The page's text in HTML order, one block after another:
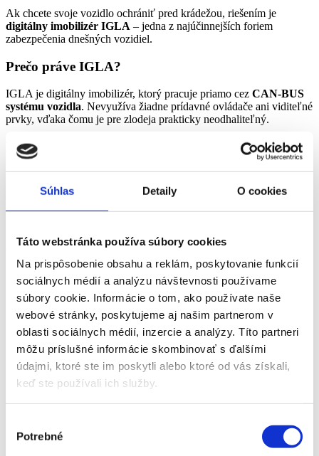
Súhlas Detaily O cookies
Táto webstránka používa súbory cookies
Na prispôsobenie obsahu a reklám, poskytovanie funkcií
sociálnych médií a analýzu návštevnosti používame
súbory cookie. Informácie o tom, ako používate naše
webové stránky, poskytujeme aj našim partnerom v
oblasti sociálnych médií, inzercie a analýzy. Títo partneri
môžu príslušné informácie skombinovať s ďalšími
údajmi, ktoré ste im poskytli alebo ktoré od vás získali,
keď ste používali ich služby.
súhlasu
Potrebné
Ak chcete svoje vozidlo ochrániť pred krádežou, riešením je
digitálny imobilizér IGLA – jedna z najúčinnejších foriem
zabezpečenia dnešných vozidiel.
Prečo práve IGLA?
IGLA je digitálny imobilizér, ktorý pracuje priamo cez CAN-BUS
systému vozidla. Nevyužíva žiadne prídavné ovládače ani viditeľné
prvky, vďaka čomu je pre zlodeja prakticky neodhaliteľný.
Hlavné výhody digitálneho imobilizéra IGLA
Montáž bez viditeľného zásahu do interiéru
Inštalácia prebieha bez vŕtania či zásahov do dizajnu vozidla.
Všetko zostáva originálne a nenápadné.
Po vypnutí motora sa IGLA sama aktivuje – bez nutnosti myslieť na
Blokovanie štartovania aj prevodovky
Bez úspešnej autorizácie vozidlo nenaštartuje a automatická
prevodovka zostane zablokovaná.
Pohodlná a bezpečná autorizácia vodiča
Pred jazdou sa autorizujete:
bezdotykovým príveskom
smartfónom
alebo zadaním PIN kódu cez originálne tlačidlá vo vozidle
Klasické alarmy dnes už na moderné formy krádeže nestačia. IGLA